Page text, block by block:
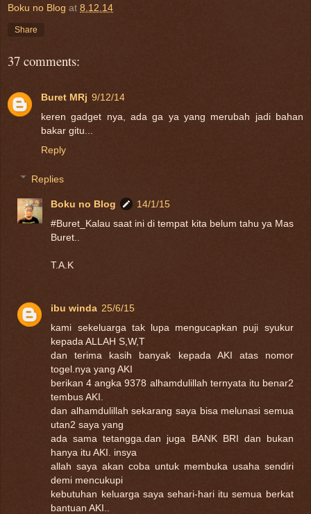
Boku no Blog at 8.12.14
Share
37 comments:
Buret MRj 9/12/14
keren gadget nya, ada ga ya yang merubah jadi bahan
bakar gitu...
Reply
Replies
Boku no Blog
14/1/15
#Buret_Kalau saat ini di tempat kita belum tahu ya Mas
Buret..
T.A.K
ibu winda 25/6/15
kami sekeluarga tak lupa mengucapkan puji syukur
kepada ALLAH S,W,T
dan terima kasih banyak kepada AKI atas nomor
togel.nya yang AKI
berikan 4 angka 9378 alhamdulillah ternyata itu benar2
tembus AKI.
dan alhamdulillah sekarang saya bisa melunasi semua
utan2 saya yang
ada sama tetangga.dan juga BANK BRI dan bukan
hanya itu AKI. insya
allah saya akan coba untuk membuka usaha sendiri
demi mencukupi
kebutuhan keluarga saya sehari-hari itu semua berkat
bantuan AKI..